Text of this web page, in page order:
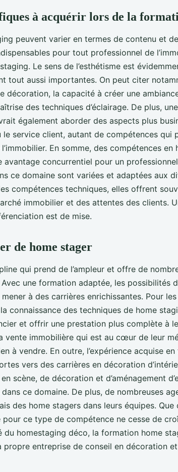
à acquérir lors de la
peuvent varier en termes de contenu et
pour tout professionnel de
Le sens de l’esthétisme est
tout aussi importantes. On peut citer
décoration, la capacité à créer une
des techniques d’éclairage. De plus,
également aborder des aspects plus
service client, autant de compétences qui
En somme, des compétences en
concurrentiel pour un
ce domaine sont variées et adaptées aux
compétences techniques, elles offrent
immobilier et des attentes des clients.
est de mise.
de home stager
qui prend de l’ampleur et offre de
une formation adaptée, les possibilités
à des carrières enrichissantes. Pour les
connaissance des techniques de home
et offrir une prestation plus complète à
vente immobilière qui est au cœur de leur
à vendre. En outre, l’expérience acquise
vers des carrières en décoration
scène, de décoration et d’aménagement
ce domaine. De plus, de nombreuses
des home stagers dans leurs équipes. Que
pour ce type de compétence ne cesse de
du homestaging déco, la formation home
propre entreprise de conseil en décoration